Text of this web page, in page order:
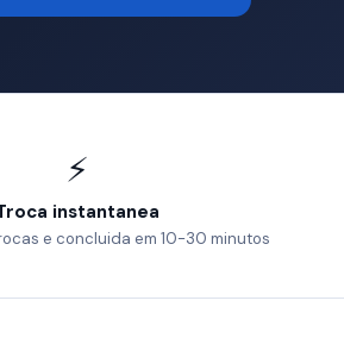
⚡
instantanea
e concluida em 10-30 minutos